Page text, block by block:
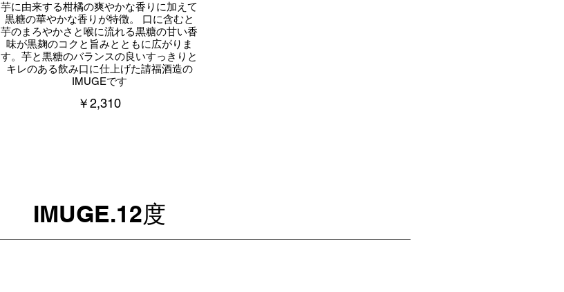
芋に由来する柑橘の爽やかな香りに加えて
黒糖の華やかな香りが特徴。 口に含むと
芋のまろやかさと喉に流れる黒糖の甘い香
味が黒麹のコクと旨みとともに広がりま
す。芋と黒糖のバランスの良いすっきりと
キレのある飲み口に仕上げた請福酒造の
IMUGEです
￥2,310
IMUGE.12度